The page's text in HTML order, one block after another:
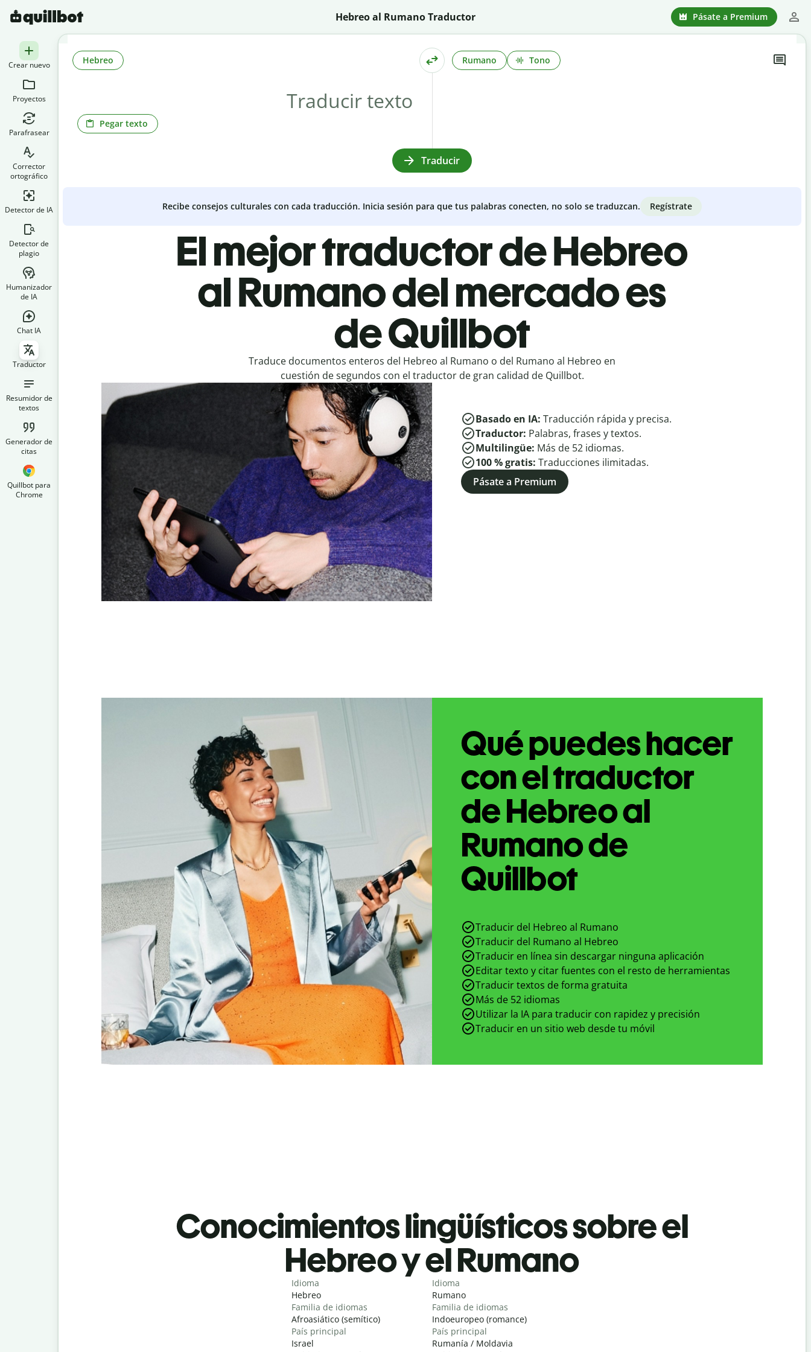
Hebreo al Rumano Traductor Pásate a Premium
Crear nuevo
Proyectos
Parafrasear
Corrector
ortográfico
Detector de IA
Detector de
plagio
Humanizador
de IA
Chat IA
Traductor
Resumidor de
textos
Generador de
citas
Quillbot para
Chrome
Pegar texto
Hebreo Rumano Tono
Traducir
Recibe consejos culturales con cada traducción. Inicia sesión para que tus palabras conecten, no solo se traduzcan. Regístrate
El mejor traductor de Hebreo
al Rumano del mercado es
de Quillbot
Traduce documentos enteros del Hebreo al Rumano o del Rumano al Hebreo en
cuestión de segundos con el traductor de gran calidad de Quillbot.
Basado en IA: Traducción rápida y precisa.
Traductor: Palabras, frases y textos.
Multilingüe: Más de 52 idiomas.
100 % gratis: Traducciones ilimitadas.
Pásate a Premium
Qué puedes hacer
con el traductor
de Hebreo al
Rumano de
Quillbot
Traducir del Hebreo al Rumano
Traducir del Rumano al Hebreo
Traducir en línea sin descargar ninguna aplicación
Editar texto y citar fuentes con el resto de herramientas
Traducir textos de forma gratuita
Más de 52 idiomas
Utilizar la IA para traducir con rapidez y precisión
Traducir en un sitio web desde tu móvil
Conocimientos lingüísticos sobre el
Hebreo y el Rumano
Idioma
Hebreo
Familia de idiomas
Afroasiático (semítico)
País principal
Israel
Idioma
Rumano
Familia de idiomas
Indoeuropeo (romance)
País principal
Rumanía / Moldavia